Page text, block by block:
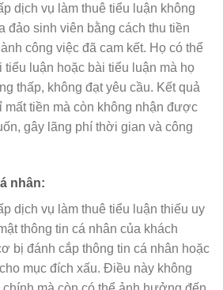
dịch vụ làm thuê tiểu luận không
đảo sinh viên bằng cách thu tiền
công việc đã cam kết. Họ có thể
tiểu luận hoặc bài tiểu luận mà họ
thấp, không đạt yêu cầu. Kết quả
mất tiền mà còn không nhận được
gây lãng phí thời gian và công
nhân:
dịch vụ làm thuê tiểu luận thiếu uy
thông tin cá nhân của khách
bị đánh cắp thông tin cá nhân hoặc
mục đích xấu. Điều này không